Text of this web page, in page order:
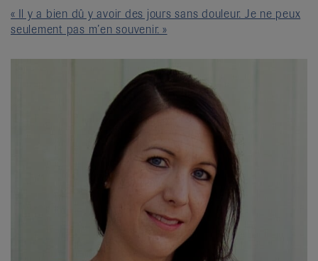
« Il y a bien dû y avoir des jours sans douleur. Je ne peux
seulement pas m’en souvenir. »